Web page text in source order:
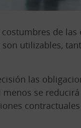
de las
utilizables,
las
se